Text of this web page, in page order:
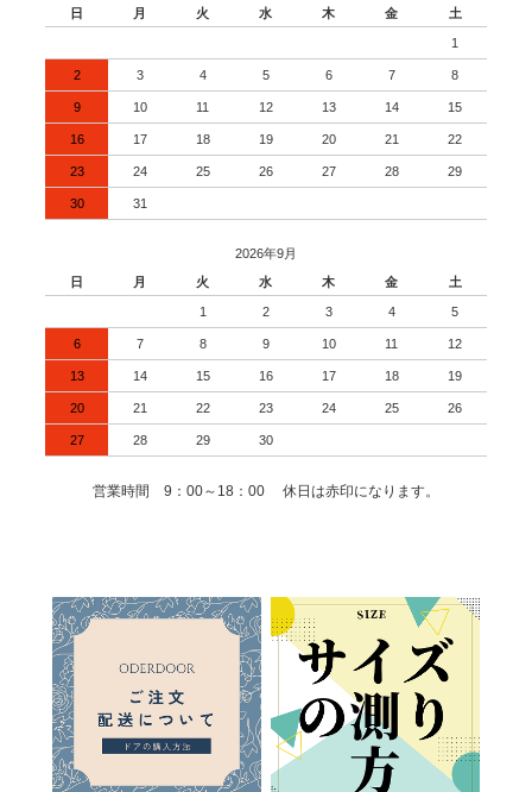
日
月 火 水 木 金 土
1
2 3 4 5 6 7 8
9 10 11 12 13 14 15
16 17 18 19 20 21 22
23 24 25 26 27 28 29
30 31
2026年9月
日
月 火 水 木 金 土
1 2 3 4 5
6 7 8 9 10 11 12
13 14 15 16 17 18 19
20 21 22 23 24 25 26
27 28 29 30
営業時間 9：00～18：00 休日は赤印になります。